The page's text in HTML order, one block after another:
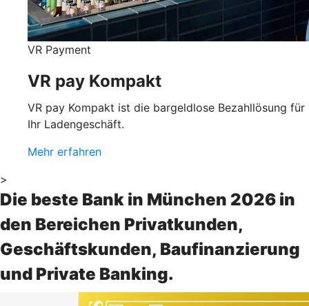
VR Payment
VR pay Kompakt
VR pay Kompakt ist die bargeldlose Bezahllösung für
Ihr Ladengeschäft.
Mehr erfahren
>
Die beste Bank in München 2026 in
den Bereichen Privatkunden,
Geschäftskunden, Baufinanzierung
und Private Banking.